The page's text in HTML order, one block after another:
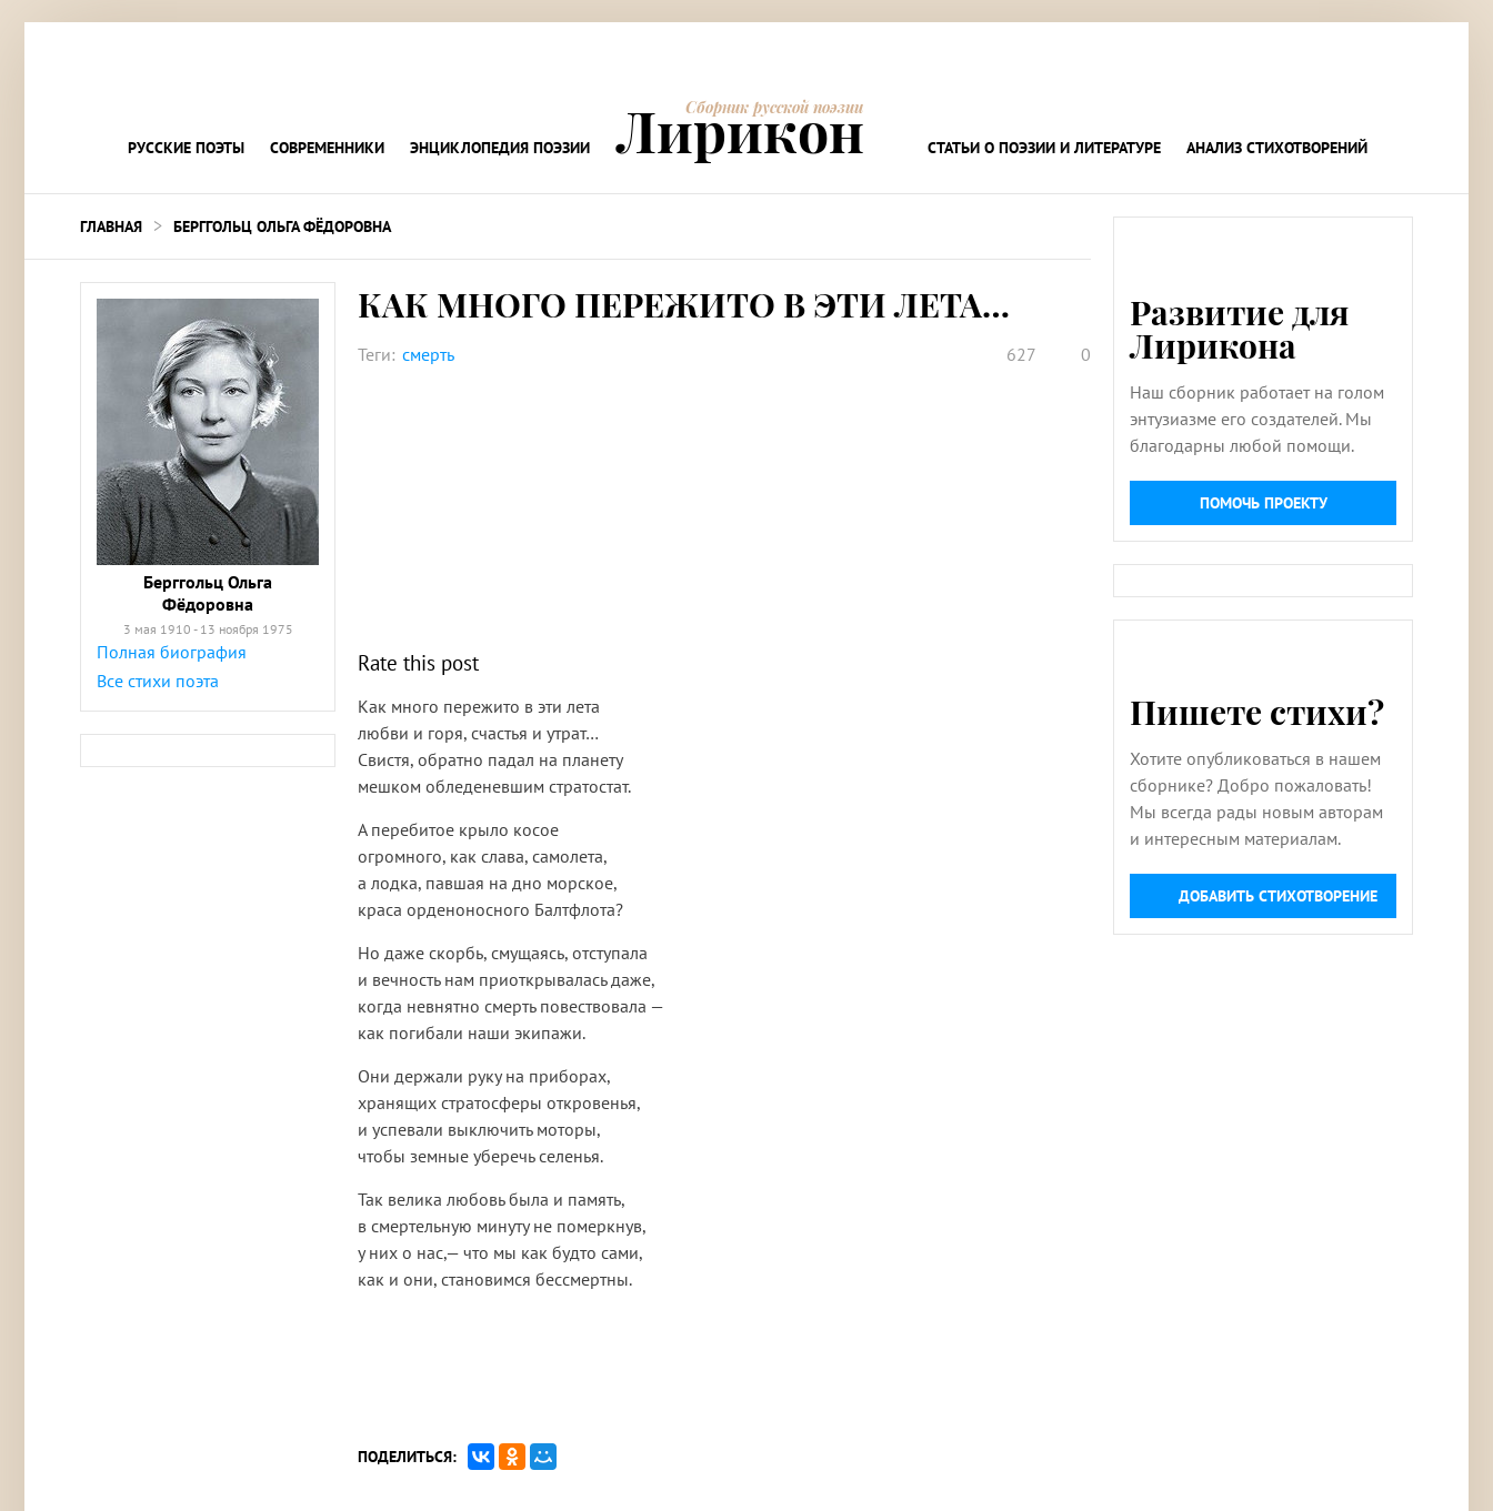
РУССКИЕ ПОЭТЫ СОВРЕМЕННИКИ ЭНЦИКЛОПЕДИЯ ПОЭЗИИ
Сборник русской поэзии
Лирикон СТАТЬИ О ПОЭЗИИ И ЛИТЕРАТУРЕ АНАЛИЗ СТИХОТВОРЕНИЙ
ГЛАВНАЯ > БЕРГГОЛЬЦ ОЛЬГА ФЁДОРОВНА
Берггольц Ольга
Фёдоровна
3 мая 1910 - 13 ноября 1975
Полная биография
Все стихи поэта
КАК МНОГО ПЕРЕЖИТО В ЭТИ ЛЕТА…
Теги: смерть 627 0
Rate this post
Как много пережито в эти лета
любви и горя, счастья и утрат…
Свистя, обратно падал на планету
мешком обледеневшим стратостат.
А перебитое крыло косое
огромного, как слава, самолета,
а лодка, павшая на дно морское,
краса орденоносного Балтфлота?
Но даже скорбь, смущаясь, отступала
и вечность нам приоткрывалась даже,
когда невнятно смерть повествовала —
как погибали наши экипажи.
Они держали руку на приборах,
хранящих стратосферы откровенья,
и успевали выключить моторы,
чтобы земные уберечь селенья.
Так велика любовь была и память,
в смертельную минуту не померкнув,
у них о нас,— что мы как будто сами,
как и они, становимся бессмертны.
ПОДЕЛИТЬСЯ:
Развитие для
Лирикона
Наш сборник работает на голом
энтузиазме его создателей. Мы
благодарны любой помощи.
ПОМОЧЬ ПРОЕКТУ
Пишете стихи?
Хотите опубликоваться в нашем
сборнике? Добро пожаловать!
Мы всегда рады новым авторам
и интересным материалам.
ДОБАВИТЬ СТИХОТВОРЕНИЕ